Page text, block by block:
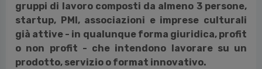
gruppi di lavoro composti da almeno 3 persone,
startup, PMI, associazioni e imprese culturali
già attive - in qualunque forma giuridica, profit
o non profit - che intendono lavorare su un
prodotto, servizio o format innovativo.